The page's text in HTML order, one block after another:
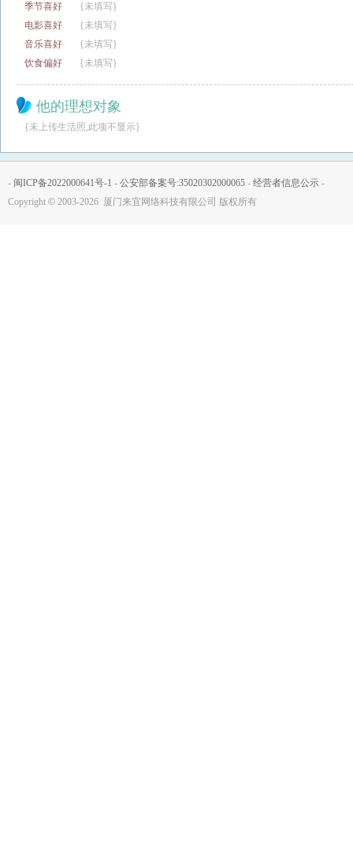
季节喜好
{未填写}
电影喜好
{未填写}
音乐喜好
{未填写}
饮食偏好
{未填写}
他的理想对象
{未上传生活照,此项不显示}
- 闽ICP备2022000641号-1 - 公安部备案号:35020302000065 - 经营者信息公示 -
Copyright © 2003-2026 厦门来宜网络科技有限公司 版权所有